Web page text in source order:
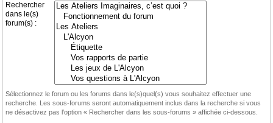
Rechercher
dans le(s)
forum(s) :
Sélectionnez le forum ou les forums dans le(s)quel(s) vous souhaitez effectuer une
recherche. Les sous-forums seront automatiquement inclus dans la recherche si vous
ne désactivez pas l’option « Rechercher dans les sous-forums » affichée ci-dessous.